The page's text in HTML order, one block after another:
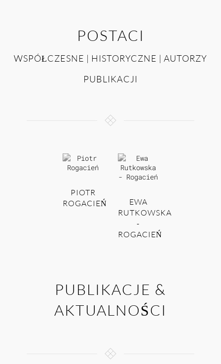
POSTACI
WSPÓŁCZESNE | HISTORYCZNE | AUTORZY
PUBLIKACJI
PIOTR
ROGACIEŃ
EWA
RUTKOWSKA
-
ROGACIEŃ
PUBLIKACJE &
AKTUALNOŚCI